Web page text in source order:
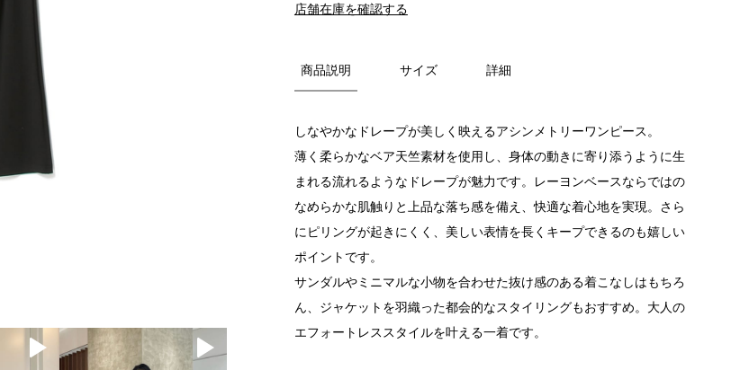
店舗在庫を確認する
商品説明 サイズ 詳細
しなやかなドレープが美しく映えるアシンメトリーワンピース。
薄く柔らかなベア天竺素材を使用し、身体の動きに寄り添うように生
まれる流れるようなドレープが魅力です。レーヨンベースならではの
なめらかな肌触りと上品な落ち感を備え、快適な着心地を実現。さら
にピリングが起きにくく、美しい表情を長くキープできるのも嬉しい
ポイントです。
サンダルやミニマルな小物を合わせた抜け感のある着こなしはもちろ
ん、ジャケットを羽織った都会的なスタイリングもおすすめ。大人の
エフォートレススタイルを叶える一着です。